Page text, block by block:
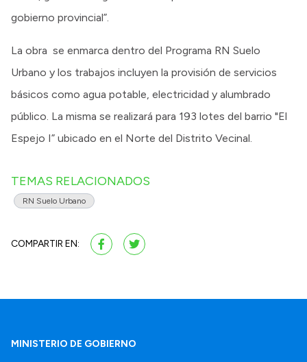
gobierno provincial”.
La obra se enmarca dentro del Programa RN Suelo
Urbano y los trabajos incluyen la provisión de servicios
básicos como agua potable, electricidad y alumbrado
público. La misma se realizará para 193 lotes del barrio "El
Espejo I” ubicado en el Norte del Distrito Vecinal.
TEMAS RELACIONADOS
RN Suelo Urbano
COMPARTIR EN:
MINISTERIO DE GOBIERNO